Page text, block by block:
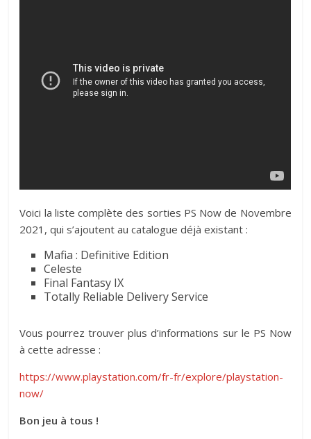
Voici la liste complète des sorties PS Now de Novembre
2021, qui s’ajoutent au catalogue déjà existant :
Mafia : Definitive Edition
Celeste
Final Fantasy IX
Totally Reliable Delivery Service
Vous pourrez trouver plus d’informations sur le PS Now
à cette adresse :
https://www.playstation.com/fr-fr/explore/playstation-
now/
Bon jeu à tous !